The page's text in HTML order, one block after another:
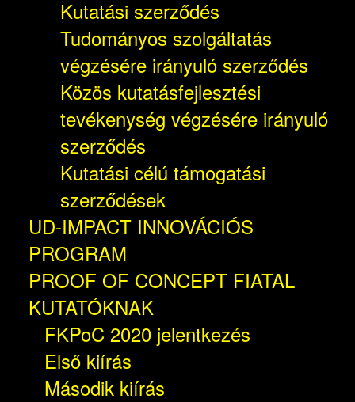
Kutatási szerződés
Tudományos szolgáltatás
végzésére irányuló szerződés
Közös kutatásfejlesztési
tevékenység végzésére irányuló
szerződés
Kutatási célú támogatási
szerződések
UD-IMPACT INNOVÁCIÓS
PROGRAM
PROOF OF CONCEPT FIATAL
KUTATÓKNAK
FKPoC 2020 jelentkezés
Első kiírás
Második kiírás